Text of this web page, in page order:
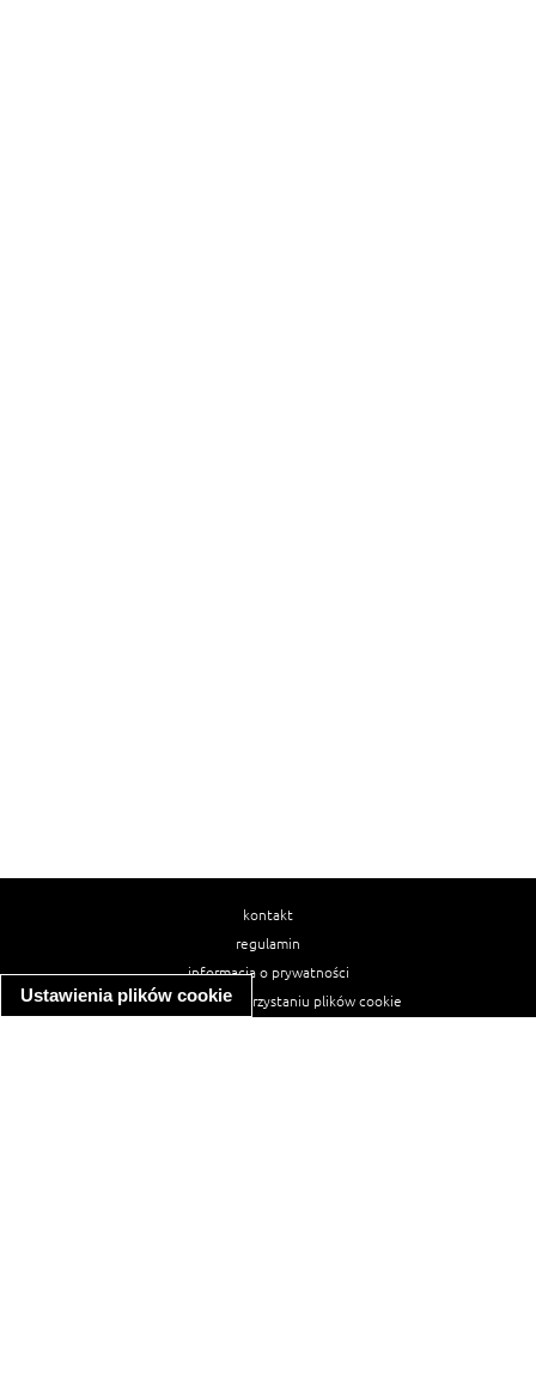
Ustawienia plików cookie
kontakt
regulamin
informacja o prywatności
informacja o wykorzystaniu plików cookie